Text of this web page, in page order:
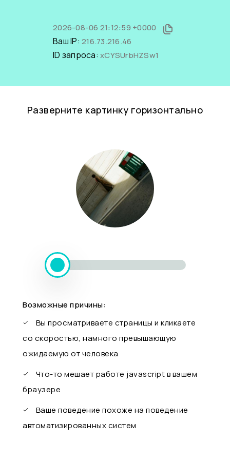
2026-08-06 21:12:59 +0000
Ваш IP: 216.73.216.46
ID запроса: xCYSUrbHZSw1
Разверните картинку горизонтально
Возможные причины:
Вы просматриваете страницы и кликаете
со скоростью, намного превышающую
ожидаемую от человека
Что-то мешает работе javascript в вашем
браузере
Ваше поведение похоже на поведение
автоматизированных систем